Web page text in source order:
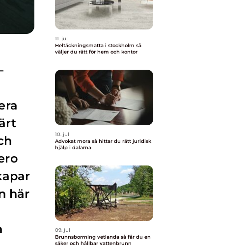
här
11. jul
Heltäckningsmatta i stockholm så
väljer du rätt för hem och kontor
10. jul
Advokat mora så hittar du rätt juridisk
hjälp i dalarna
09. jul
Brunnsborrning vetlanda så får du en
säker och hållbar vattenbrunn